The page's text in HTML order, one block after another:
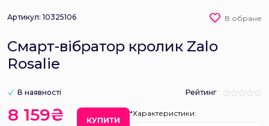
Артикул: 10325106 В обране
Смарт-вібратор кролик Zalo
Rosalie
В наявності Рейтинг
8 159₴ КУПИТИ
*Характеристики: